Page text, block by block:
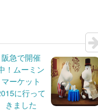
阪急で開催
！ムーミン
マーケット
に行って
きました